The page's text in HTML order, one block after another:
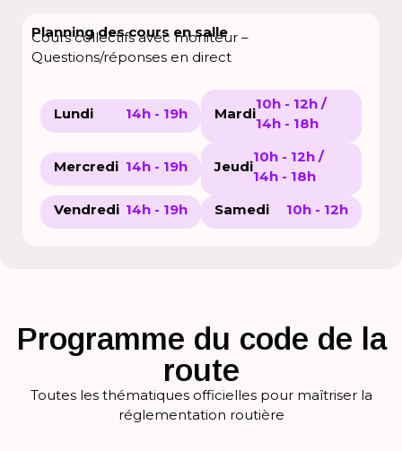
Planning des cours en salle
Cours collectifs avec moniteur –
Questions/réponses en direct
Lundi 14h - 19h Mardi
10h - 12h /
14h - 18h
Mercredi 14h - 19h Jeudi
10h - 12h /
14h - 18h
Vendredi 14h - 19h Samedi 10h - 12h
Programme du code de la
route
Toutes les thématiques officielles pour maîtriser la
réglementation routière